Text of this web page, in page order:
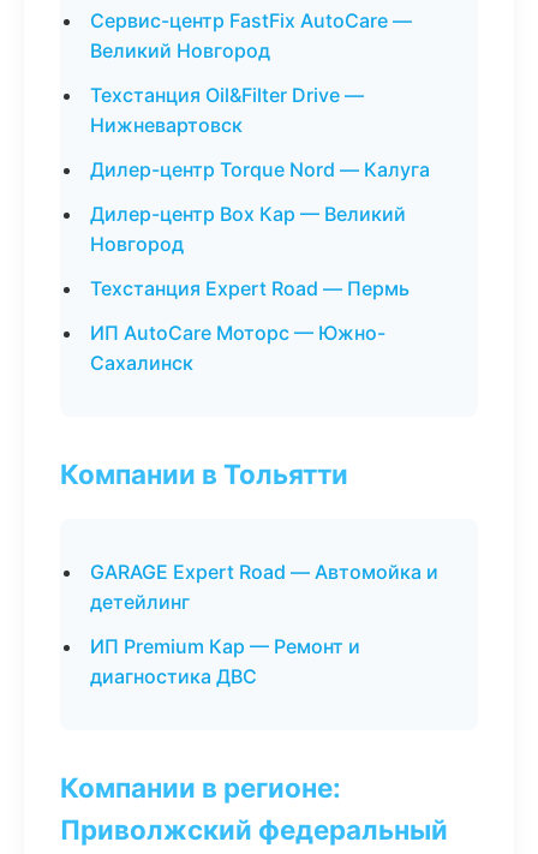
Сервис-центр FastFix AutoCare —
Великий Новгород
Техстанция Oil&Filter Drive —
Нижневартовск
Дилер-центр Torque Nord — Калуга
Дилер-центр Box Кар — Великий
Новгород
Техстанция Expert Road — Пермь
ИП AutoCare Моторс — Южно-
Сахалинск
Компании в Тольятти
GARAGE Expert Road — Автомойка и
детейлинг
ИП Premium Кар — Ремонт и
диагностика ДВС
Компании в регионе:
Приволжский федеральный